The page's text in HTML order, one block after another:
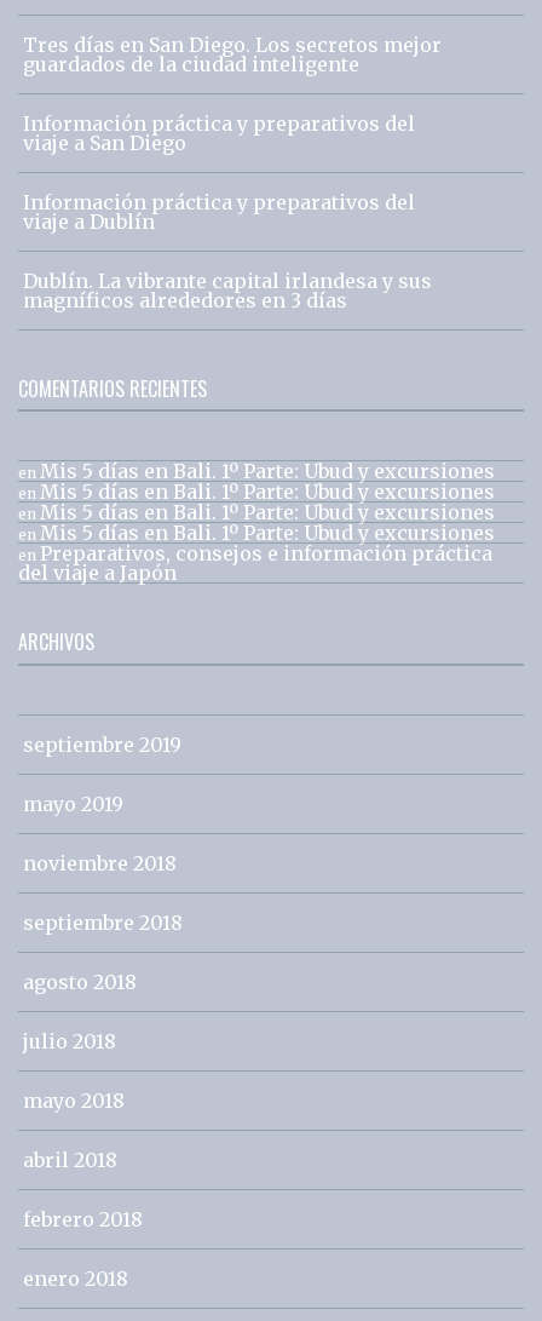
Tres días en San Diego. Los secretos mejor
guardados de la ciudad inteligente
Información práctica y preparativos del
viaje a San Diego
Información práctica y preparativos del
viaje a Dublín
Dublín. La vibrante capital irlandesa y sus
magníficos alrededores en 3 días
COMENTARIOS RECIENTES
en Mis 5 días en Bali. 1º Parte: Ubud y excursiones
en Mis 5 días en Bali. 1º Parte: Ubud y excursiones
en Mis 5 días en Bali. 1º Parte: Ubud y excursiones
en Mis 5 días en Bali. 1º Parte: Ubud y excursiones
en Preparativos, consejos e información práctica
del viaje a Japón
ARCHIVOS
septiembre 2019
mayo 2019
noviembre 2018
septiembre 2018
agosto 2018
julio 2018
mayo 2018
abril 2018
febrero 2018
enero 2018